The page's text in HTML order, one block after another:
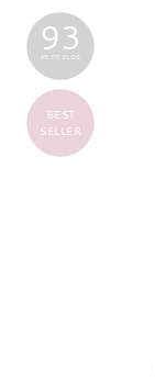
93
PETIT CLOS
BEST
SELLER